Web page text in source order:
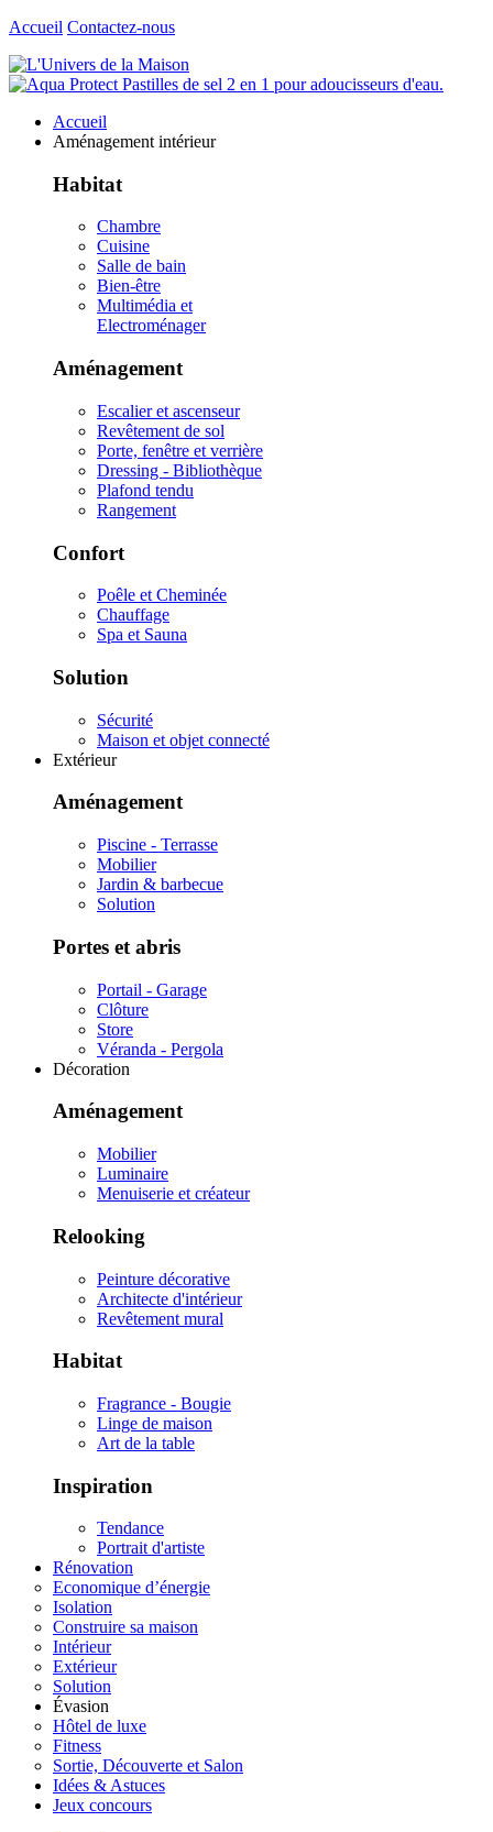
Accueil Contactez-nous
Accueil
Aménagement intérieur
Habitat
Chambre
Cuisine
Salle de bain
Bien-être
Multimédia et
Electroménager
Aménagement
Escalier et ascenseur
Revêtement de sol
Porte, fenêtre et verrière
Dressing - Bibliothèque
Plafond tendu
Rangement
Confort
Poêle et Cheminée
Chauffage
Spa et Sauna
Solution
Sécurité
Maison et objet connecté
Extérieur
Aménagement
Piscine - Terrasse
Mobilier
Jardin & barbecue
Solution
Portes et abris
Portail - Garage
Clôture
Store
Véranda - Pergola
Décoration
Aménagement
Mobilier
Luminaire
Menuiserie et créateur
Relooking
Peinture décorative
Architecte d'intérieur
Revêtement mural
Habitat
Fragrance - Bougie
Linge de maison
Art de la table
Inspiration
Tendance
Portrait d'artiste
Rénovation
Economique d’énergie
Isolation
Construire sa maison
Intérieur
Extérieur
Solution
Évasion
Hôtel de luxe
Fitness
Sortie, Découverte et Salon
Idées & Astuces
Jeux concours